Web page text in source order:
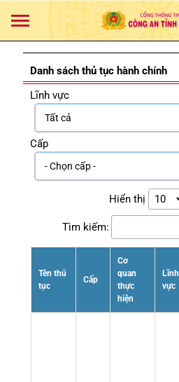
Danh sách thủ tục hành chính
Lĩnh vực
Cấp
Hiển thị
Tìm kiếm:
Tên thủ
tục
Cấp
Cơ
quan
thực
hiện
Lĩnh
vực